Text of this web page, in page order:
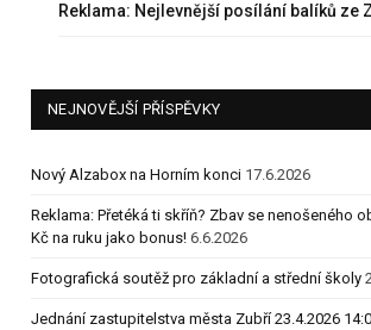
Reklama: Nejlevnější posílání balíků ze
NEJNOVĚJŠÍ PŘÍSPĚVKY
Nový Alzabox na Horním konci 17.6.2026
Reklama: Přetéká ti skříň? Zbav se nenošeného
Kč na ruku jako bonus! 6.6.2026
Fotografická soutěž pro základní a střední školy
Jednání zastupitelstva města Zubří 23.4.2026